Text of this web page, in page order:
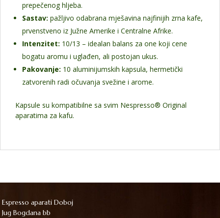
prepečenog hljeba.
Sastav: pažljivo odabrana mješavina najfinijih zrna kafe,
prvenstveno iz Južne Amerike i Centralne Afrike.
Intenzitet: 10/13 – idealan balans za one koji cene
bogatu aromu i uglađen, ali postojan ukus.
Pakovanje: 10 aluminijumskih kapsula, hermetički
zatvorenih radi očuvanja svežine i arome.
Kapsule su kompatibilne sa svim Nespresso® Original
aparatima za kafu.
Espresso aparati Doboj
Jug Bogdana bb